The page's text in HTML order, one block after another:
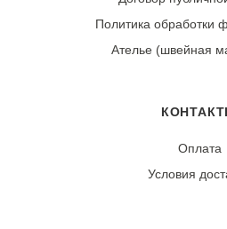
Политика обработки
Ателье (швейная
Оплата
Условия